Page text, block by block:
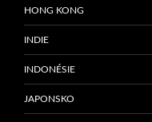
HONG KONG
INDIE
INDONÉSIE
JAPONSKO